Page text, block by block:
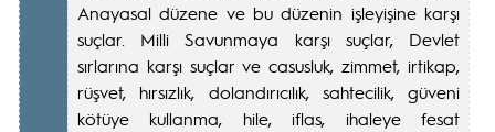
Anayasal düzene ve bu düzenin işleyişine karşı
suçlar. Milli Savunmaya karşı suçlar, Devlet
sırlarına karşı suçlar ve casusluk, zimmet, irtikap,
rüşvet, hırsızlık, dolandırıcılık, sahtecilik, güveni
kötüye kullanma, hile, iflas, ihaleye fesat